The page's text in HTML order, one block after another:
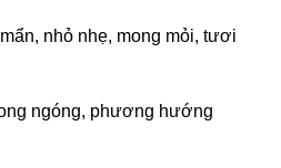
nhỏ nhẹ, mong mỏi, tươi
ngóng, phương hướng